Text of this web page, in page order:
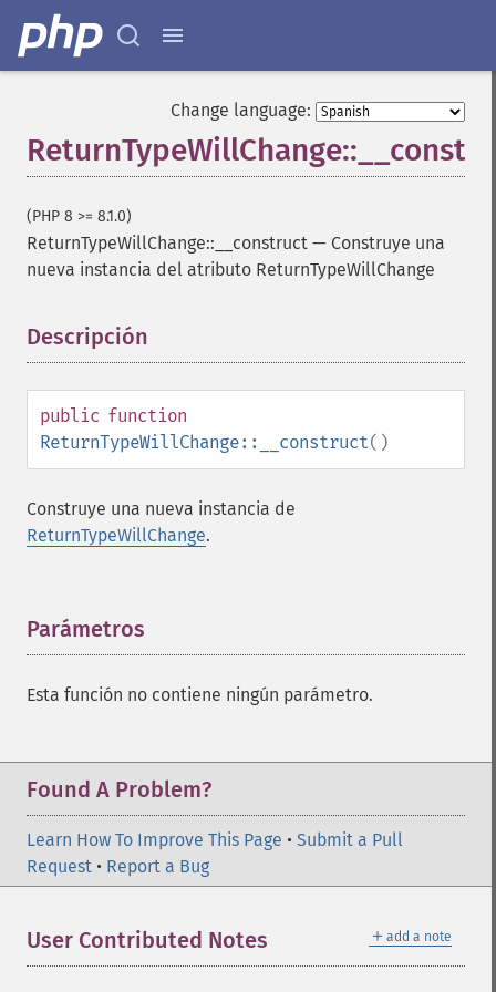
Change language:
(PHP 8 >= 8.1.0)
ReturnTypeWillChange::__construct — Construye una
nueva instancia del atributo ReturnTypeWillChange
Descripción
public function
ReturnTypeWillChange::__construct()
Construye una nueva instancia de
ReturnTypeWillChange.
Parámetros
Esta función no contiene ningún parámetro.
Found A Problem?
Learn How To Improve This Page • Submit a Pull
Request • Report a Bug
＋ add a note
User Contributed Notes